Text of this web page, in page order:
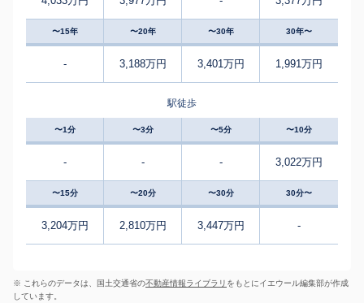
〜15年 〜20年 〜30年 30年〜
- 3,188万円 3,401万円 1,991万円
駅徒歩
〜1分 〜3分 〜5分 〜10分
- - - 3,022万円
〜15分 〜20分 〜30分 30分〜
3,204万円 2,810万円 3,447万円 -
※ これらのデータは、国土交通省の不動産情報ライブラリ をもとにイエウール編集部が作成
しています。